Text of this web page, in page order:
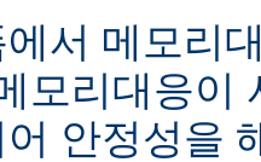
서 메모리
모리대응이
안정성을